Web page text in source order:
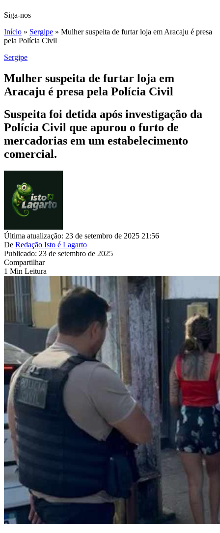
Siga-nos
Início » Sergipe » Mulher suspeita de furtar loja em Aracaju é presa
pela Polícia Civil
Sergipe
Mulher suspeita de furtar loja em
Aracaju é presa pela Polícia Civil
Suspeita foi detida após investigação da
Polícia Civil que apurou o furto de
mercadorias em um estabelecimento
comercial.
Última atualização: 23 de setembro de 2025 21:56
De Redação Isto é Lagarto
Publicado: 23 de setembro de 2025
Compartilhar
1 Min Leitura